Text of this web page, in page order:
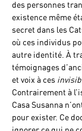
des personnes
existence même
secret dans les
où ces individus
autre identité. À
témoignages
et voix à ces
Contrairement à
Casa Susanna
pour exister. Ce